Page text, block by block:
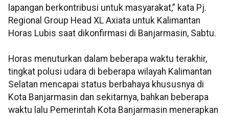
lapangan berkontribusi untuk masyarakat,” kata Pj.
Regional Group Head XL Axiata untuk Kalimantan
Horas Lubis saat dikonfirmasi di Banjarmasin, Sabtu.
Horas menuturkan dalam beberapa waktu terakhir,
tingkat polusi udara di beberapa wilayah Kalimantan
Selatan mencapai status berbahaya khususnya di
Kota Banjarmasin dan sekitarnya, bahkan beberapa
waktu lalu Pemerintah Kota Banjarmasin menerapkan